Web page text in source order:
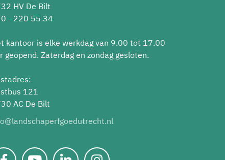
HV De Bilt
- 220 55 34
kantoor is elke werkdag van 9.00 tot 17.00
geopend. Zaterdag en zondag gesloten.
121
AC De Bilt